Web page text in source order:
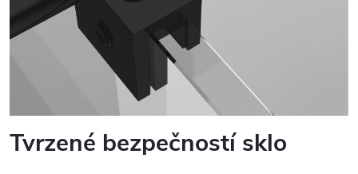
Tvrzené bezpečností sklo